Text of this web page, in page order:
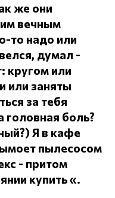
же они
вечным
то надо или
думал -
кругом или
или заняты
за тебя
головная боль?
Я в кафе
пылесосом
- притом
купить «.